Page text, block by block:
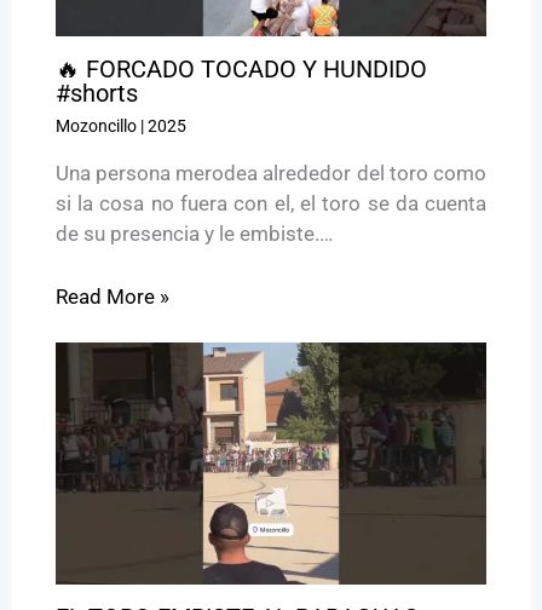
🔥 FORCADO TOCADO Y HUNDIDO
#shorts
Mozoncillo|2025
Una persona merodea alrededor del toro como
si la cosa no fuera con el, el toro se da cuenta
de su presencia y le embiste.…
Read More »